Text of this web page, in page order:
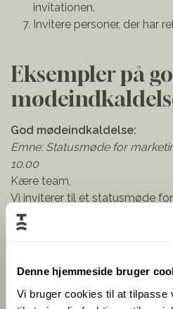
Denne hjemmeside bruger
Vi bruger cookies til at tilpasse
invitationen.
Invitere personer, der har
Eksempler på
God mødeindkaldelse:
Emne: Statusmøde for
10.00
Kære team,
Vi inviterer til et statusmøde
tirsdag den 10. januar kl.
Dagsordenen er vedhæftet, og
kort status på jeres områder. Vi